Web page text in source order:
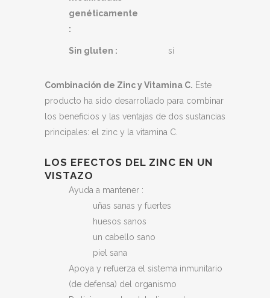
genéticamente
:
Sin gluten : sí
Combinación de Zinc y Vitamina C. Este
producto ha sido desarrollado para combinar
los beneficios y las ventajas de dos sustancias
principales: el zinc y la vitamina C.
LOS EFECTOS DEL ZINC EN UN
VISTAZO
Ayuda a mantener :
uñas sanas y fuertes
huesos sanos
un cabello sano
piel sana
Apoya y refuerza el sistema inmunitario
(de defensa) del organismo